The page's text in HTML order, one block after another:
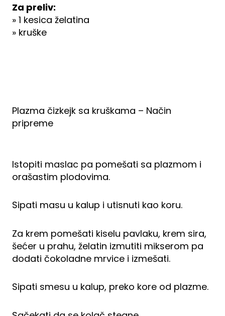
Za preliv:
» 1 kesica želatina
» kruške
Plazma čizkejk sa kruškama – Način
pripreme
Istopiti maslac pa pomešati sa plazmom i
orašastim plodovima.
Sipati masu u kalup i utisnuti kao koru.
Za krem pomešati kiselu pavlaku, krem sira,
šećer u prahu, želatin izmutiti mikserom pa
dodati čokoladne mrvice i izmešati.
Sipati smesu u kalup, preko kore od plazme.